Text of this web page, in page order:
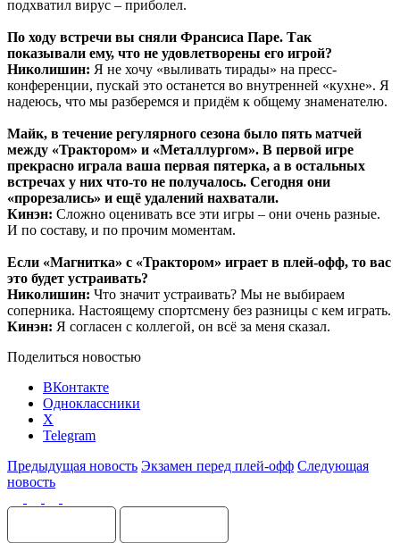
подхватил вирус – приболел.
По ходу встречи вы сняли Франсиса Паре. Так
показывали ему, что не удовлетворены его игрой?
Николишин: Я не хочу «выливать тирады» на пресс-
конференции, пускай это останется во внутренней «кухне». Я
надеюсь, что мы разберемся и придём к общему знаменателю.
Майк, в течение регулярного сезона было пять матчей
между «Трактором» и «Металлургом». В первой игре
прекрасно играла ваша первая пятерка, а в остальных
встречах у них что-то не получалось. Сегодня они
«прорезались» и ещё удалений нахватали.
Кинэн: Сложно оценивать все эти игры – они очень разные.
И по составу, и по прочим моментам.
Если «Магнитка» с «Трактором» играет в плей-офф, то вас
это будет устраивать?
Николишин: Что значит устраивать? Мы не выбираем
соперника. Настоящему спортсмену без разницы с кем играть.
Кинэн: Я согласен с коллегой, он всё за меня сказал.
Поделиться новостью
ВКонтакте
Одноклассники
X
Telegram
Предыдущая новость Экзамен перед плей-офф Следующая
новость